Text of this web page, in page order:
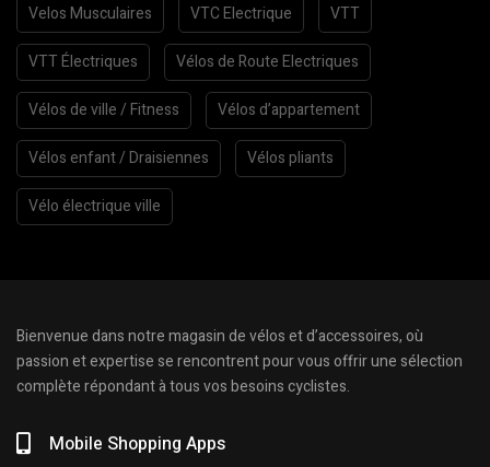
Velos Musculaires VTC Electrique VTT
VTT Électriques Vélos de Route Electriques
Vélos de ville / Fitness Vélos d’appartement
Vélos enfant / Draisiennes Vélos pliants
Vélo électrique ville
Bienvenue dans notre magasin de vélos et d’accessoires, où
passion et expertise se rencontrent pour vous offrir une sélection
complète répondant à tous vos besoins cyclistes.
Mobile Shopping Apps